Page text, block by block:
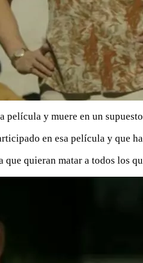
y muere en un
en esa película y que
quieran matar a todos los